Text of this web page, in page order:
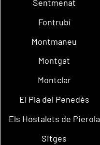
Sentmenat
Fontrubí
Montmaneu
Montgat
Montclar
El Pla del Penedès
Els Hostalets de Pierola
Sitges